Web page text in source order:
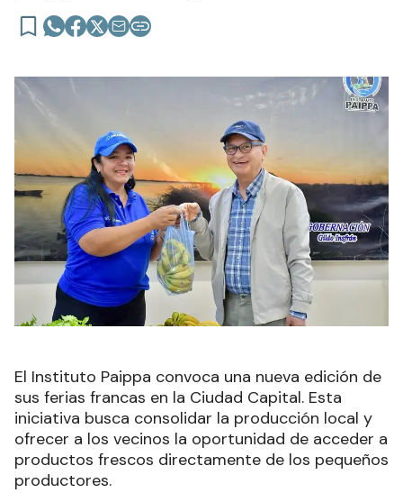
El Instituto Paippa convoca una nueva edición de
sus ferias francas en la Ciudad Capital. Esta
iniciativa busca consolidar la producción local y
ofrecer a los vecinos la oportunidad de acceder a
productos frescos directamente de los pequeños
productores.